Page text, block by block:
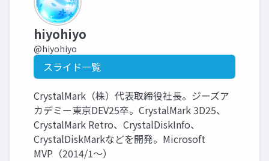
hiyohiyo
@hiyohiyo
スライド一覧
CrystalMark（株）代表取締役社長。ジーズア
カデミー東京DEV25卒。CrystalMark 3D25、
CrystalMark Retro、CrystalDiskInfo、
CrystalDiskMarkなどを開発。Microsoft
MVP（2014/1～）